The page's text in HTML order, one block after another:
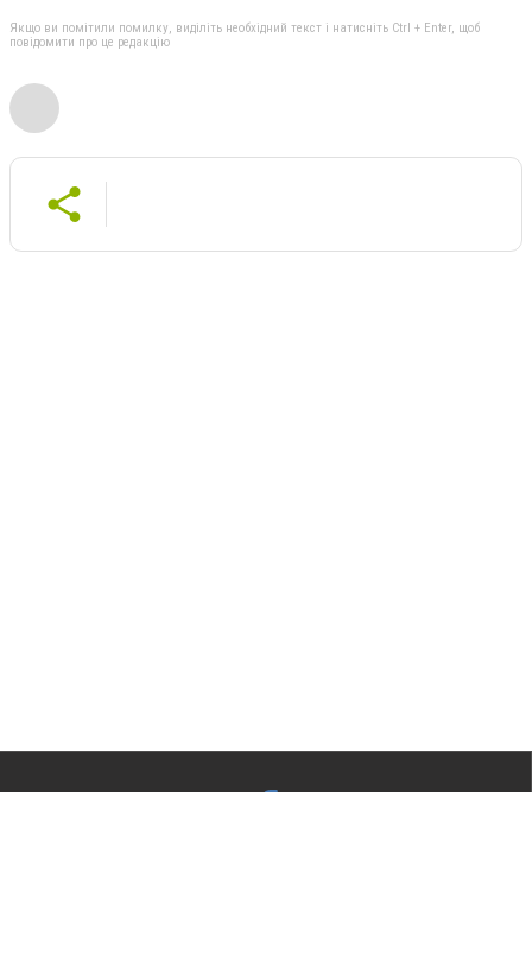
Якщо ви помітили помилку, виділіть необхідний текст і натисніть Ctrl + Enter, щоб
повідомити про це редакцію